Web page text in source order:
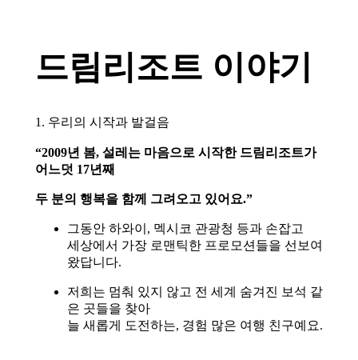
드림리조트 이야기
1. 우리의 시작과 발걸음
“2009년 봄, 설레는 마음으로 시작한 드림리조트가
어느덧 17년째
두 분의 행복을 함께 그려오고 있어요.”
그동안 하와이, 멕시코 관광청 등과 손잡고
세상에서 가장 로맨틱한 프로모션들을 선보여
왔답니다.
저희는 멈춰 있지 않고 전 세계 숨겨진 보석 같
은 곳들을 찾아
늘 새롭게 도전하는, 경험 많은 여행 친구예요.